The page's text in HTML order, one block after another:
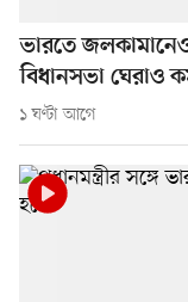
ভারতে
বিধানসভা ঘেরাও
১ ঘণ্টা আগে